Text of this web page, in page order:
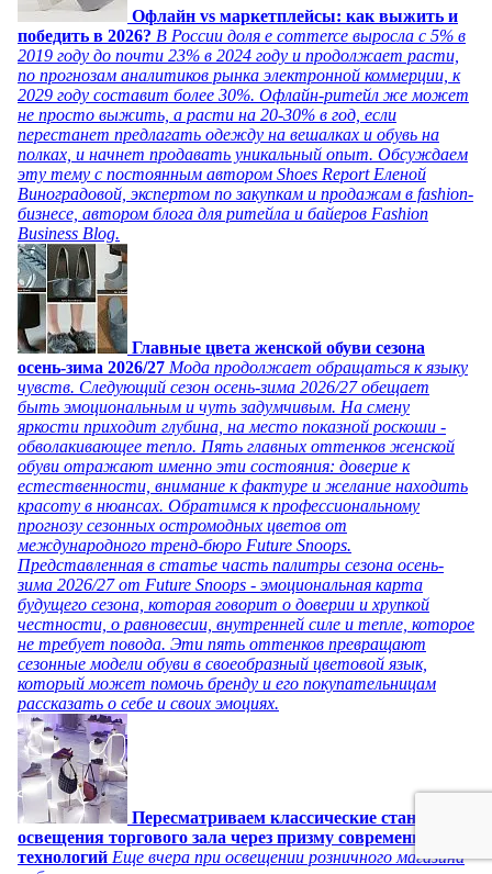
Офлайн vs маркетплейсы: как выжить и
победить в 2026? В России доля e commerce выросла с 5% в
2019 году до почти 23% в 2024 году и продолжает расти,
по прогнозам аналитиков рынка электронной коммерции, к
2029 году составит более 30%. Офлайн-ритейл же может
не просто выжить, а расти на 20-30% в год, если
перестанет предлагать одежду на вешалках и обувь на
полках, и начнет продавать уникальный опыт. Обсуждаем
эту тему с постоянным автором Shoes Report Еленой
Виноградовой, экспертом по закупкам и продажам в fashion-
бизнесе, автором блога для ритейла и байеров Fashion
Business Blog.
Главные цвета женской обуви сезона
осень-зима 2026/27 Мода продолжает обращаться к языку
чувств. Следующий сезон осень-зима 2026/27 обещает
быть эмоциональным и чуть задумчивым. На смену
яркости приходит глубина, на место показной роскоши -
обволакивающее тепло. Пять главных оттенков женской
обуви отражают именно эти состояния: доверие к
естественности, внимание к фактуре и желание находить
красоту в нюансах. Обратимся к профессиональному
прогнозу сезонных остромодных цветов от
международного тренд-бюро Future Snoops.
Представленная в статье часть палитры сезона осень-
зима 2026/27 от Future Snoops - эмоциональная карта
будущего сезона, которая говорит о доверии и хрупкой
честности, о равновесии, внутренней силе и тепле, которое
не требует повода. Эти пять оттенков превращают
сезонные модели обуви в своеобразный цветовой язык,
который может помочь бренду и его покупательницам
рассказать о себе и своих эмоциях.
Пересматриваем классические стандарты
освещения торгового зала через призму современных
технологий Еще вчера при освещении розничного магазина